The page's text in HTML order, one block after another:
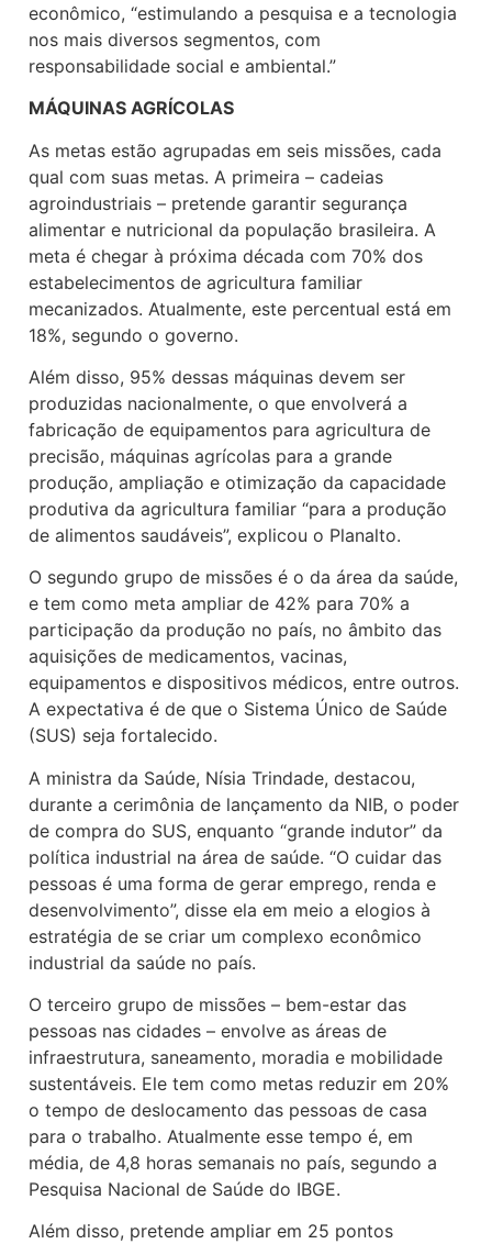
econômico, “estimulando a pesquisa e a tecnologia
nos mais diversos segmentos, com
responsabilidade social e ambiental.”
MÁQUINAS AGRÍCOLAS
As metas estão agrupadas em seis missões, cada
qual com suas metas. A primeira – cadeias
agroindustriais – pretende garantir segurança
alimentar e nutricional da população brasileira. A
meta é chegar à próxima década com 70% dos
estabelecimentos de agricultura familiar
mecanizados. Atualmente, este percentual está em
18%, segundo o governo.
Além disso, 95% dessas máquinas devem ser
produzidas nacionalmente, o que envolverá a
fabricação de equipamentos para agricultura de
precisão, máquinas agrícolas para a grande
produção, ampliação e otimização da capacidade
produtiva da agricultura familiar “para a produção
de alimentos saudáveis”, explicou o Planalto.
O segundo grupo de missões é o da área da saúde,
e tem como meta ampliar de 42% para 70% a
participação da produção no país, no âmbito das
aquisições de medicamentos, vacinas,
equipamentos e dispositivos médicos, entre outros.
A expectativa é de que o Sistema Único de Saúde
(SUS) seja fortalecido.
A ministra da Saúde, Nísia Trindade, destacou,
durante a cerimônia de lançamento da NIB, o poder
de compra do SUS, enquanto “grande indutor” da
política industrial na área de saúde. “O cuidar das
pessoas é uma forma de gerar emprego, renda e
desenvolvimento”, disse ela em meio a elogios à
estratégia de se criar um complexo econômico
industrial da saúde no país.
O terceiro grupo de missões – bem-estar das
pessoas nas cidades – envolve as áreas de
infraestrutura, saneamento, moradia e mobilidade
sustentáveis. Ele tem como metas reduzir em 20%
o tempo de deslocamento das pessoas de casa
para o trabalho. Atualmente esse tempo é, em
média, de 4,8 horas semanais no país, segundo a
Pesquisa Nacional de Saúde do IBGE.
Além disso, pretende ampliar em 25 pontos